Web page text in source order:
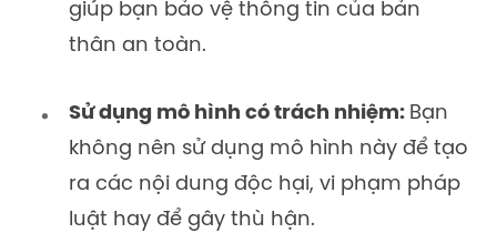
giúp bạn bảo vệ thông tin của bản
thân an toàn.
Sử dụng mô hình có trách nhiệm: Bạn
không nên sử dụng mô hình này để tạo
ra các nội dung độc hại, vi phạm pháp
luật hay để gây thù hận.